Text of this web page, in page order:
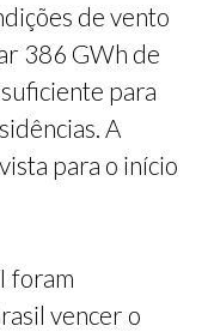
de vento
386 GWh de
para
A
para o início
foram
vencer o